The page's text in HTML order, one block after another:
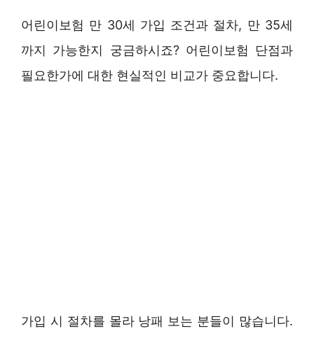
어린이보험 만 30세 가입 조건과 절차, 만 35세
까지 가능한지 궁금하시죠? 어린이보험 단점과
필요한가에 대한 현실적인 비교가 중요합니다.
가입 시 절차를 몰라 낭패 보는 분들이 많습니다.